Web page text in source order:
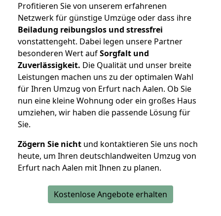
Profitieren Sie von unserem erfahrenen
Netzwerk für günstige Umzüge oder dass ihre
Beiladung reibungslos und stressfrei
vonstattengeht. Dabei legen unsere Partner
besonderen Wert aufSorgfalt und
Zuverlässigkeit. Die Qualität und unser breite
Leistungen machen uns zu der optimalen Wahl
für Ihren Umzug von Erfurt nach Aalen. Ob Sie
nun eine kleine Wohnung oder ein großes Haus
umziehen, wir haben die passende Lösung für
Sie.
Zögern Sie nicht und kontaktieren Sie uns noch
heute, um Ihren deutschlandweiten Umzug von
Erfurt nach Aalen mit Ihnen zu planen.
Kostenlose Angebote erhalten